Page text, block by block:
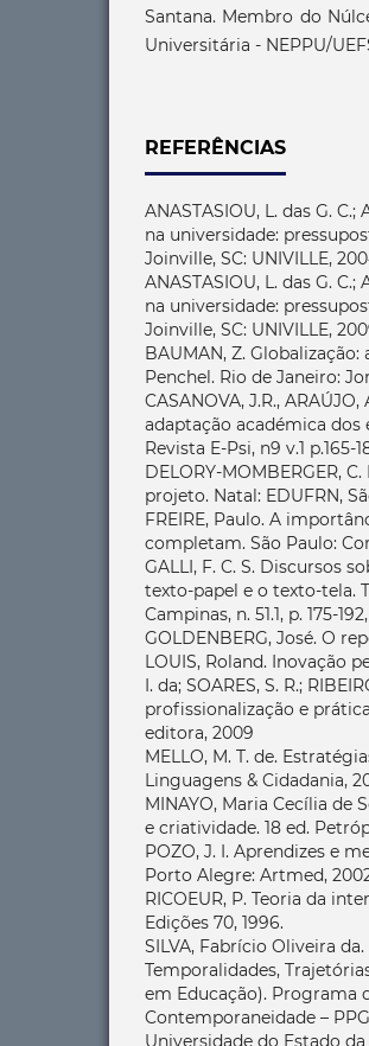
Santana. Membro do
Universitária - NEPPU/
REFERÊNCIAS
ANASTASIOU, L. das G.
na universidade:
Joinville, SC: UNIVILLE,
ANASTASIOU, L. das G.
na universidade:
Joinville, SC: UNIVILLE,
BAUMAN, Z.
Penchel. Rio de Janeiro:
CASANOVA, J.R.,
adaptação académica dos
Revista E-Psi, n9 v.1 p.165-
DELORY-MOMBERGER,
projeto. Natal: EDUFRN,
FREIRE, Paulo. A
completam. São Paulo:
GALLI, F. C. S. Discursos
texto-papel e o texto-tela.
Campinas, n. 51.1, p. 175-
GOLDENBERG, José. O
LOUIS, Roland. Inovação
I. da; SOARES, S. R.;
profissionalização e
editora, 2009
MELLO, M. T. de.
Linguagens & Cidadania,
MINAYO, Maria Cecília de
e criatividade. 18 ed.
POZO, J. I. Aprendizes e
Porto Alegre: Artmed,
RICOEUR, P. Teoria da
Edições 70, 1996.
SILVA, Fabrício Oliveira
Temporalidades,
em Educação). Programa
Contemporaneidade –
Universidade do Estado da